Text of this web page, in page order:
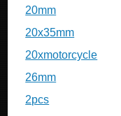
20mm
20x35mm
20xmotorcycle
26mm
2pcs